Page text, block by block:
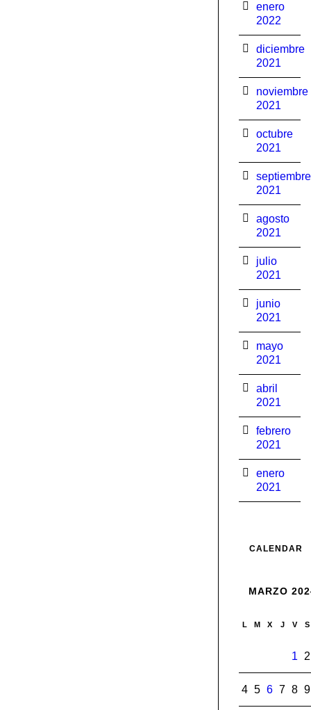
enero
2022
diciembre
2021
noviembre
2021
octubre
2021
septiembre
2021
agosto
2021
julio
2021
junio
2021
mayo
2021
abril
2021
febrero
2021
enero
2021
CALENDAR
MARZO
L M X J V S
1 2
4 5 6 7 8 9